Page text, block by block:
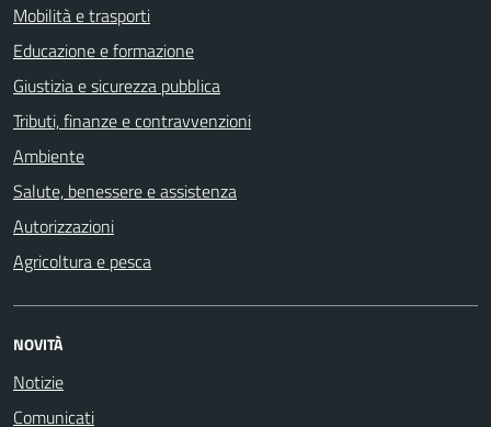
Mobilità e trasporti
Educazione e formazione
Giustizia e sicurezza pubblica
Tributi, finanze e contravvenzioni
Ambiente
Salute, benessere e assistenza
Autorizzazioni
Agricoltura e pesca
NOVITÀ
Notizie
Comunicati